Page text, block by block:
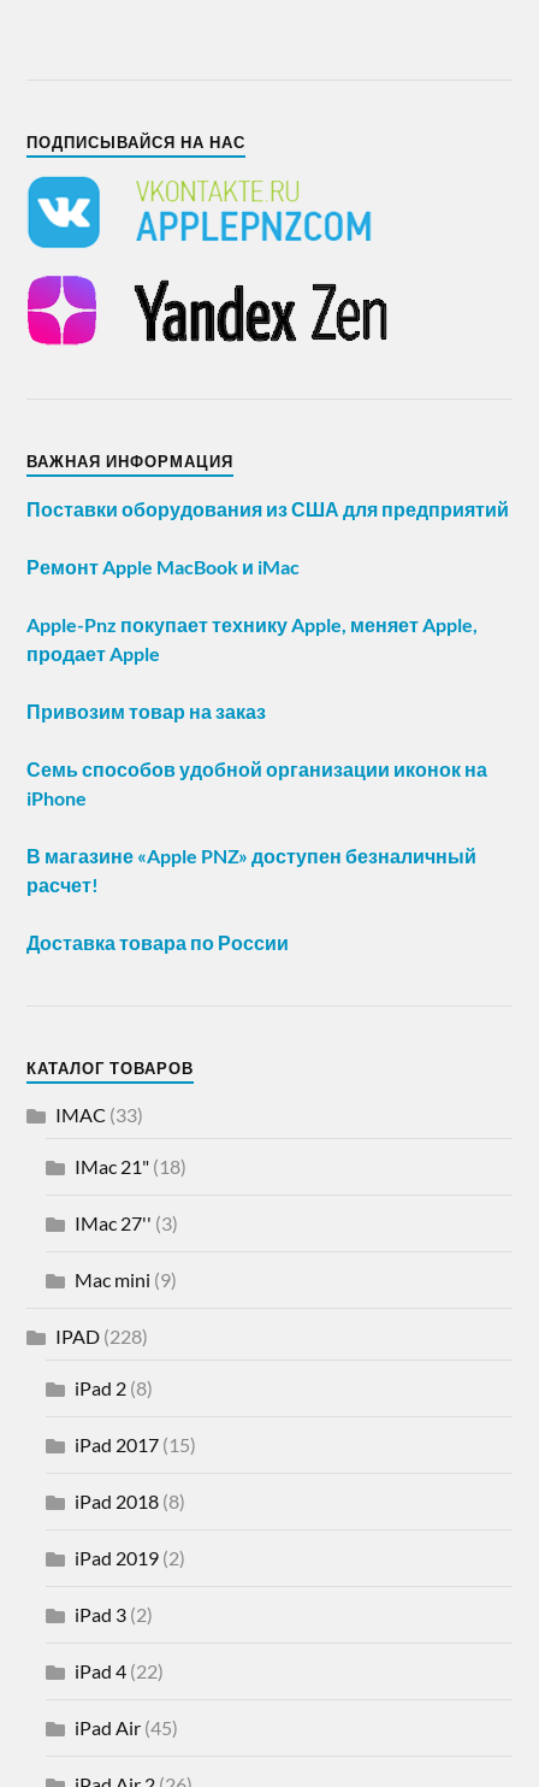
ПОДПИСЫВАЙСЯ НА НАС
ВАЖНАЯ ИНФОРМАЦИЯ
Поставки оборудования из США для предприятий
Ремонт Apple MacBook и iMac
Apple-Pnz покупает технику Apple, меняет Apple,
продает Apple
Привозим товар на заказ
Семь способов удобной организации иконок на
iPhone
В магазине «Apple PNZ» доступен безналичный
расчет!
Доставка товара по России
КАТАЛОГ ТОВАРОВ
IMAC (33)
IMac 21" (18)
IMac 27'' (3)
Mac mini (9)
IPAD (228)
iPad 2 (8)
iPad 2017 (15)
iPad 2018 (8)
iPad 2019 (2)
iPad 3 (2)
iPad 4 (22)
iPad Air (45)